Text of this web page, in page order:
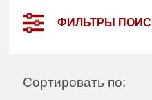
ФИЛЬТРЫ
Сортировать по: